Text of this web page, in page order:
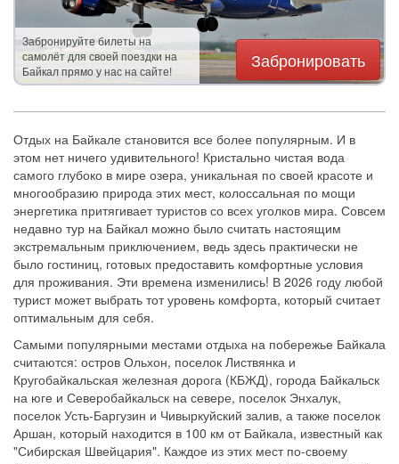
Забронируйте билеты на
самолёт для своей поездки на
Байкал прямо у нас на сайте!
Забронировать
Отдых на Байкале становится все более популярным. И в
этом нет ничего удивительного! Кристально чистая вода
самого глубоко в мире озера, уникальная по своей красоте и
многообразию природа этих мест, колоссальная по мощи
энергетика притягивает туристов со всех уголков мира. Совсем
недавно тур на Байкал можно было считать настоящим
экстремальным приключением, ведь здесь практически не
было гостиниц, готовых предоставить комфортные условия
для проживания. Эти времена изменились! В 2026 году любой
турист может выбрать тот уровень комфорта, который считает
оптимальным для себя.
Самыми популярными местами отдыха на побережье Байкала
считаются: остров Ольхон, поселок Листвянка и
Кругобайкальская железная дорога (КБЖД), города Байкальск
на юге и Северобайкальск на севере, поселок Энхалук,
поселок Усть-Баргузин и Чивыркуйский залив, а также поселок
Аршан, который находится в 100 км от Байкала, известный как
"Сибирская Швейцария". Каждое из этих мест по-своему